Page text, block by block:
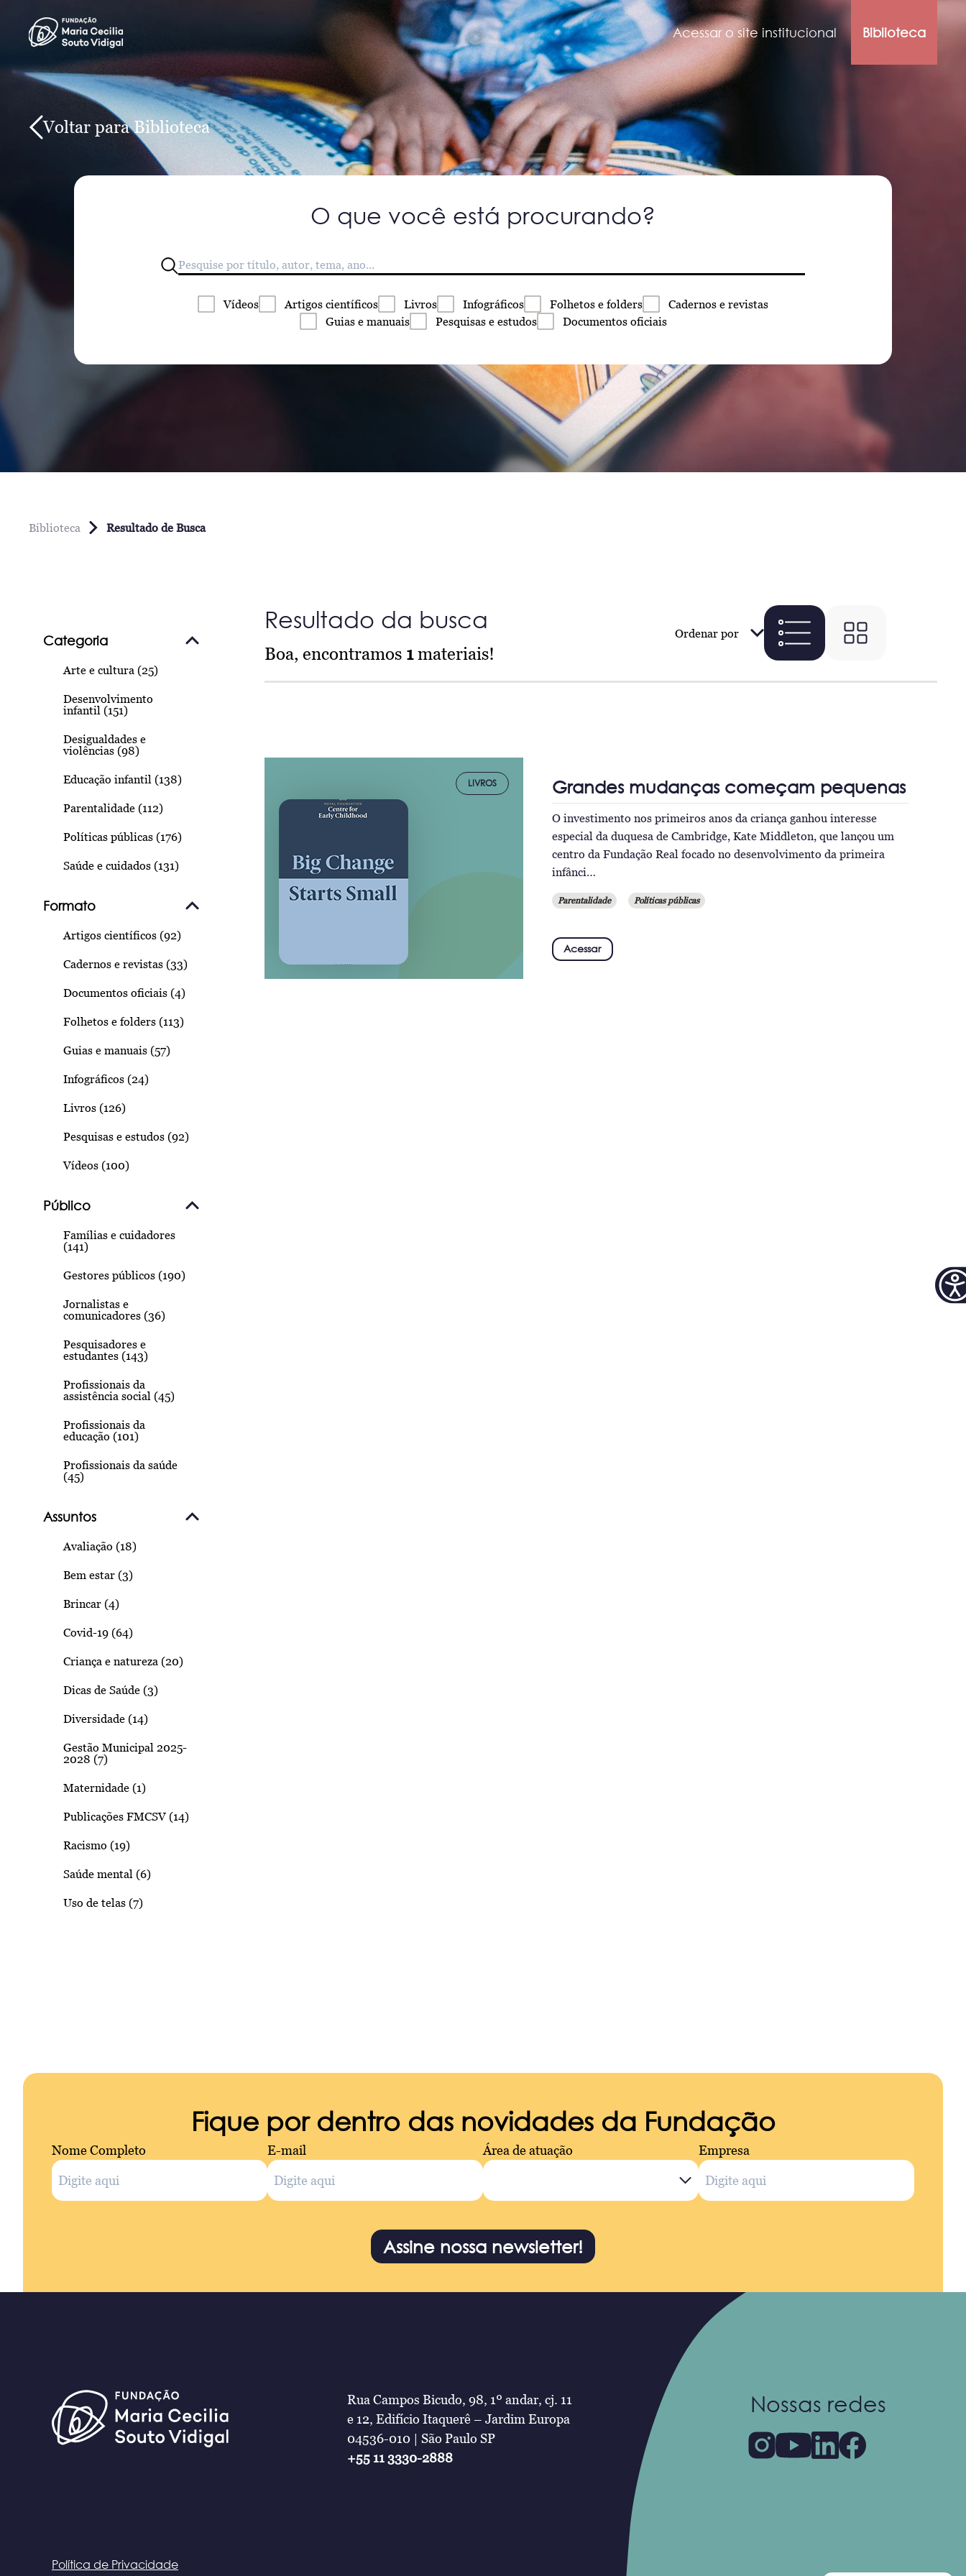
Acessar o site institucional Biblioteca
Voltar para Biblioteca
O que você está procurando?
Vídeos Artigos científicos Livros Infográficos Folhetos e folders Cadernos e revistas
Guias e manuais Pesquisas e estudos Documentos oficiais
Biblioteca Resultado de Busca
Categoria
Arte e cultura (25)
Desenvolvimento
infantil (151)
Desigualdades e
violências (98)
Educação infantil (138)
Parentalidade (112)
Políticas públicas (176)
Saúde e cuidados (131)
Formato
Artigos científicos (92)
Cadernos e revistas (33)
Documentos oficiais (4)
Folhetos e folders (113)
Guias e manuais (57)
Infográficos (24)
Livros (126)
Pesquisas e estudos (92)
Vídeos (100)
Público
Famílias e cuidadores
(141)
Gestores públicos (190)
Jornalistas e
comunicadores (36)
Pesquisadores e
estudantes (143)
Profissionais da
assistência social (45)
Profissionais da
educação (101)
Profissionais da saúde
(45)
Assuntos
Avaliação (18)
Bem estar (3)
Brincar (4)
Covid-19 (64)
Criança e natureza (20)
Dicas de Saúde (3)
Diversidade (14)
Gestão Municipal 2025-
2028 (7)
Maternidade (1)
Publicações FMCSV (14)
Racismo (19)
Saúde mental (6)
Uso de telas (7)
Resultado da busca
Boa, encontramos 1materiais!
Ordenar por
LIVROS Grandes mudanças começam pequenas
O investimento nos primeiros anos da criança ganhou interesse
especial da duquesa de Cambridge, Kate Middleton, que lançou um
centro da Fundação Real focado no desenvolvimento da primeira
infânci…
Parentalidade Políticas públicas
Acessar
Fique por dentro das novidades da Fundação
Nome Completo E-mail Área de atuação Empresa
Assine nossa newsletter!
Rua Campos Bicudo, 98, 1º andar, cj. 11
e 12, Edifício Itaquerê – Jardim Europa
04536-010 | São Paulo SP
+55 11 3330-2888
Nossas redes
Política de Privacidade